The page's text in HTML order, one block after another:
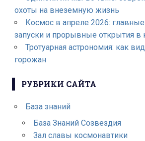
охоты на внеземную жизнь
Космос в апреле 2026:
запуски и прорывные открытия в
Тротуарная астрономия: как
горожан
РУБРИКИ САЙТА
База знаний
База Знаний Созвездия
Зал славы космонавтики